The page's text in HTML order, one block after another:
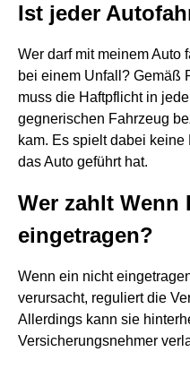
Ist jeder
Wer darf mit meinem Auto
bei einem Unfall? Gemäß
muss die Haftpflicht in
gegnerischen Fahrzeug
kam. Es spielt dabei
das Auto geführt hat.
Wer zahlt Wenn
eingetragen?
Wenn ein nicht
verursacht, reguliert die
Allerdings kann sie
Versicherungsnehmer